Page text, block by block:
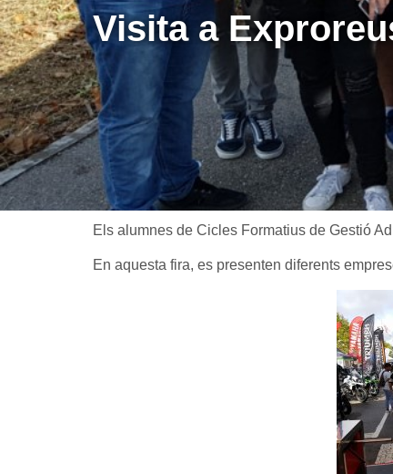
Visita a
Els alumnes de Cicles Formatius de Gestió
En aquesta fira, es presenten diferents